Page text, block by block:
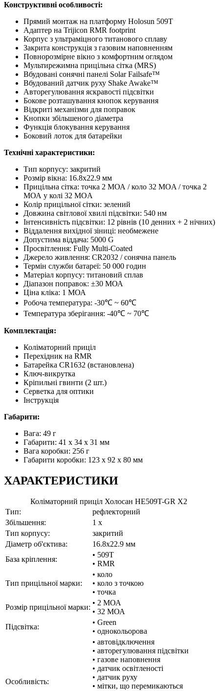
Конструктивні особливості:
Прямий монтаж на платформу Holosun 509T
Адаптер на Trijicon RMR footprint
Корпус з ультраміцного титанового сплаву
Закрита конструкція з газовим наповненням
Повнорозмірне вікно з комфортним оглядом
Мультирежимна прицільна сітка (MRS)
Вбудовані сонячні панелі Solar Failsafe™
Вбудований датчик руху Shake Awake™
Авторегулювання яскравості підсвітки
Бокове розташування кнопок керування
Відкриті механізми для поправок
Кнопки збільшеного діаметра
Функція блокування керування
Боковий лоток для батарейки
Технічні характеристики:
Тип корпусу: закритий
Розмір вікна: 16.8x22.9 мм
Прицільна сітка: точка 2 МОА / коло 32 MOA / точка 2
МОА у колі 32 MOA
Колір прицільної сітки: зелений
Довжина світлової хвилі підсвітки: 540 нм
Інтенсивність підсвітки: 12 рівнів (10 денних + 2 нічних)
Віддалення вихідної зіниці: необмежене
Допустима віддача: 5000 G
Просвітлення: Fully Multi-Coated
Джерело живлення: CR2032 / сонячна панель
Термін служби батареї: 50 000 годин
Матеріал корпусу: титановий сплав
Діапазон поправок: ±30 МОА
Ціна кліка: 1 МОА
Робоча температура: -30℃ ~ 60℃
Температура зберігання: -40℃ ~ 70℃
Комплектація:
Коліматорний приціл
Перехідник на RMR
Батарейка CR1632 (встановлена)
Ключ-викрутка
Кріпильні гвинти (2 шт.)
Серветка для оптики
Інструкція
Габарити:
Вага: 49 г
Габарити: 41 x 34 x 31 мм
Вага коробки: 256 г
Габарити коробки: 123 x 92 x 80 мм
ХАРАКТЕРИСТИКИ
Коліматорний приціл Холосан HE509T-GR X2
Тип:
рефлекторний
Збільшення:
1 x
Тип корпусу:
закритий
Діаметр об'єктива:
16.8x22.9 мм
База кріплення:
• 509T
• RMR
Тип прицільної марки:
• коло
• коло з точкою
• точка
Розмір прицільної марки:
• 2 МОА
• 32 МОА
Підсвітка:
• Green
• однокольорова
Особливість:
• автовідключення
• авторегулювання підсвітки
• газове наповнення
• датчик освітленості
• датчик руху
• мітки, що перемикаються